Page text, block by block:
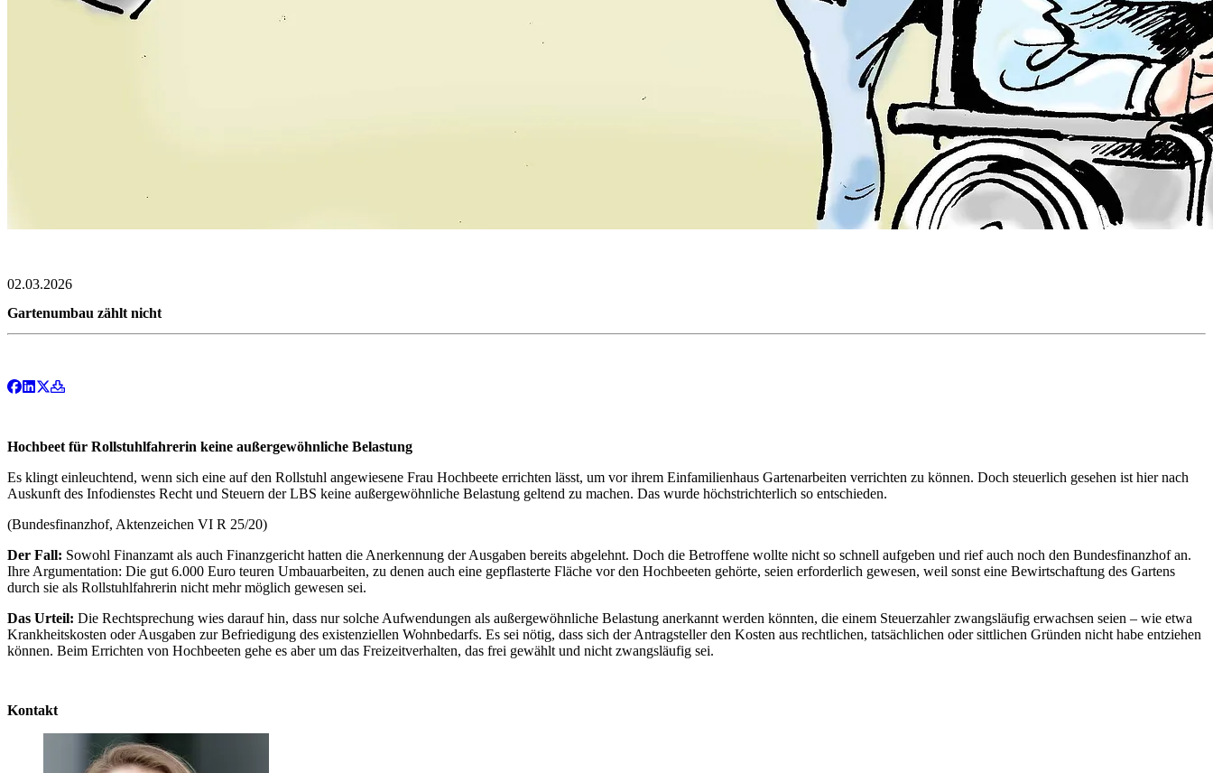
02.03.2026
Gartenumbau zählt nicht
Hochbeet für Rollstuhlfahrerin keine außergewöhnliche Belastung
Es klingt einleuchtend, wenn sich eine auf den Rollstuhl angewiesene Frau Hochbeete errichten lässt, um vor ihrem Einfamilienhaus Gartenarbeiten verrichten zu können. Doch steuerlich gesehen ist hier nach
Auskunft des Infodienstes Recht und Steuern der LBS keine außergewöhnliche Belastung geltend zu machen. Das wurde höchstrichterlich so entschieden.
(Bundesfinanzhof, Aktenzeichen VI R 25/20)
Der Fall: Sowohl Finanzamt als auch Finanzgericht hatten die Anerken­nung der Ausgaben bereits abgelehnt. Doch die Betroffene wollte nicht so schnell aufgeben und rief auch noch den Bundesfinanzhof an.
Ihre Argumentation: Die gut 6.000 Euro teuren Umbauarbeiten, zu denen auch eine gepflasterte Fläche vor den Hochbeeten gehörte, seien erforderlich gewesen, weil sonst eine Bewirtschaftung des Gartens
durch sie als Rollstuhlfahrerin nicht mehr möglich gewesen sei.
Das Urteil: Die Rechtsprechung wies darauf hin, dass nur solche Aufwen­dungen als außergewöhnliche Belastung anerkannt werden könnten, die einem Steuerzahler zwangsläufig erwachsen seien – wie etwa
Krankheitskosten oder Ausgaben zur Befrie­digung des existenziellen Wohnbedarfs. Es sei nötig, dass sich der Antragsteller den Kosten aus rechtlichen, tatsächlichen oder sittlichen Gründen nicht habe entziehen
können. Beim Errichten von Hochbeeten gehe es aber um das Freizeitverhal­ten, das frei gewählt und nicht zwangsläufig sei.
Kontakt